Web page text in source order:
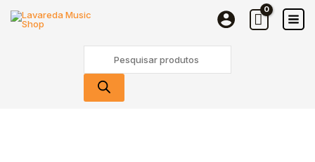
search